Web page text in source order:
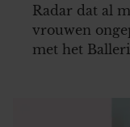
Radar dat al
vrouwen
met het